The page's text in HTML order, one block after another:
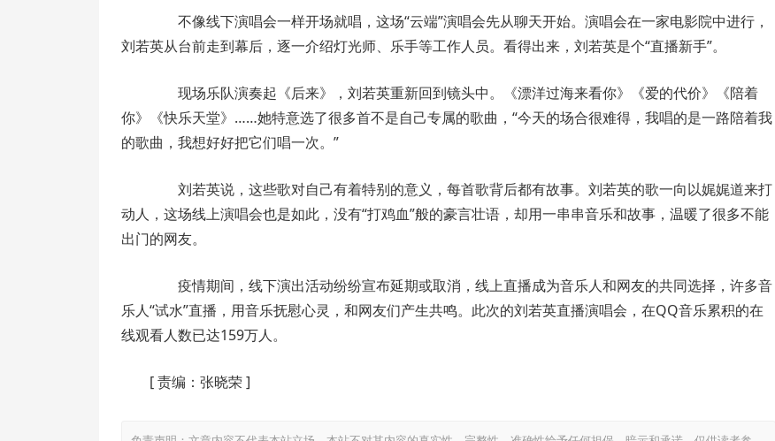
不像线下演唱会一样开场就唱，这场“云端”演唱会先从聊天开始。演唱会在一家电影院中进行，
刘若英从台前走到幕后，逐一介绍灯光师、乐手等工作人员。看得出来，刘若英是个“直播新手”。
现场乐队演奏起《后来》，刘若英重新回到镜头中。《漂洋过海来看你》《爱的代价》《陪着
你》《快乐天堂》……她特意选了很多首不是自己专属的歌曲，“今天的场合很难得，我唱的是一路陪着我
的歌曲，我想好好把它们唱一次。”
刘若英说，这些歌对自己有着特别的意义，每首歌背后都有故事。刘若英的歌一向以娓娓道来打
动人，这场线上演唱会也是如此，没有“打鸡血”般的豪言壮语，却用一串串音乐和故事，温暖了很多不能
出门的网友。
疫情期间，线下演出活动纷纷宣布延期或取消，线上直播成为音乐人和网友的共同选择，许多音
乐人“试水”直播，用音乐抚慰心灵，和网友们产生共鸣。此次的刘若英直播演唱会，在QQ音乐累积的在
线观看人数已达159万人。
[责编：张晓荣]